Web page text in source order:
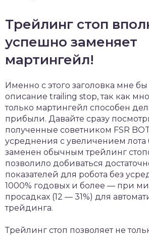
Трейлинг стоп
успешно заменяет
мартингейл!
Именно с этого заголовка мне бы
описание trailing stop, так как
только мартингейл способен
прибыли. Давайте сразу
полученные советником FSR
усреднения с увеличением
заменен обычным трейлинг
позволило добиваться
показателей для робота без
1000% годовых и более — при
просадках (12 — 31%) для
трейдинга.
Трейлинг стоп позволяет не